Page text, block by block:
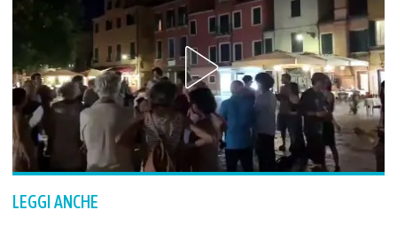
LEGGI ANCHE